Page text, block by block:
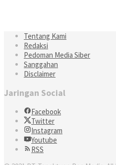
Tentang Kami
Redaksi
Pedoman Media Siber
Sanggahan
Disclaimer
Jaringan Social
Facebook
Twitter
Instagram
Youtube
RSS